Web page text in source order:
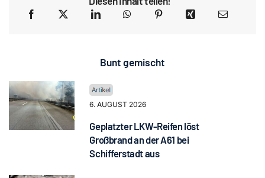
Bunt gemischt
6. AUGUST 2026
Geplatzter LKW-Reifen löst
Großbrand an der A61 bei
Schifferstadt aus